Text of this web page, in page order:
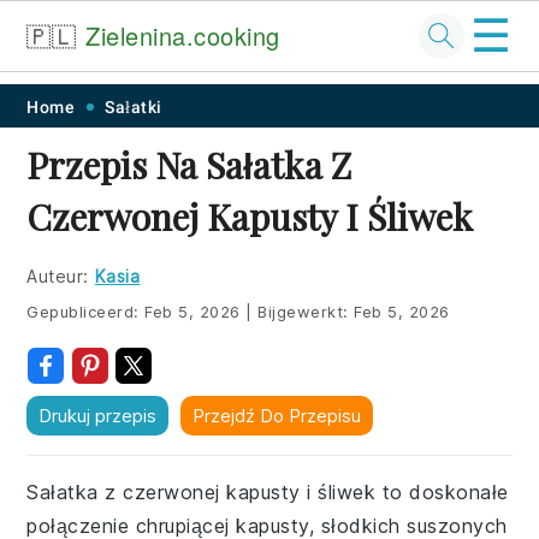
Skip
primary
navigation
Skip
main
content
Skip
primary
sidebar
Skip
footer
🇵🇱 Zielenina.cooking ☰
Home Sałatki
Przepis Na Sałatka Z
Czerwonej Kapusty I Śliwek
Auteur: Kasia
Gepubliceerd:Feb 5, 2026 Bijgewerkt:Feb 5, 2026
Drukuj przepis Przejdź Do Przepisu
Sałatka z czerwonej kapusty i śliwek to doskonałe
połączenie chrupiącej kapusty, słodkich suszonych